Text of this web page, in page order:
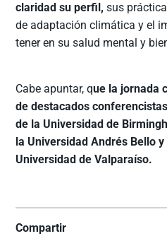
claridad su perfil, sus
de adaptación climática y el
tener en su salud mental y
Cabe apuntar, que la jornada
de destacados
de la Universidad de
la Universidad Andrés Bello
Universidad de Valparaíso.
Compartir